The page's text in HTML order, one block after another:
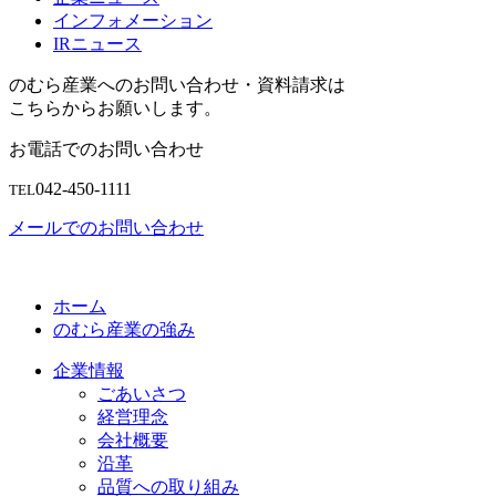
インフォメーション
IRニュース
のむら産業へのお問い合わせ・資料請求は
こちらからお願いします。
お電話でのお問い合わせ
TEL042-450-1111
メールでのお問い合わせ
ホーム
のむら産業の強み
企業情報
ごあいさつ
経営理念
会社概要
沿革
品質への取り組み